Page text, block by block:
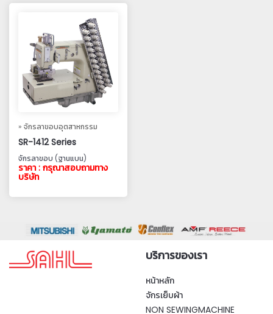
» จักรลาขอบอุตสาหกรรม
SR-1412 Series
จักรลาขอบ (ฐานแบน)
ราคา : กรุณาสอบถามทาง
บริษัท
บริการของเรา
หน้าหลัก
จักรเย็บผ้า
NON SEWINGMACHINE